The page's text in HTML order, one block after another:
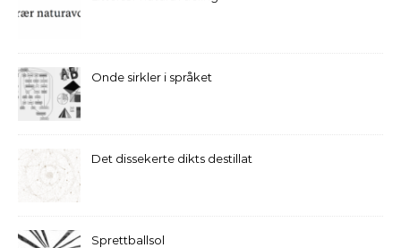
Onde sirkler i språket
Det dissekerte dikts destillat
Sprettballsol